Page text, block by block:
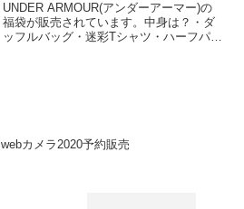
UNDER ARMOUR(アンダーアーマー)の
福袋が販売されています。中身は？・ダ
ッフルバッグ・迷彩Tシャツ・ハーフパン
webカメラ2020予約販売